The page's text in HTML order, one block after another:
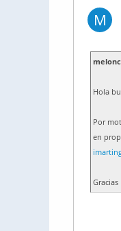
M
Hola
Por
en
Gracias